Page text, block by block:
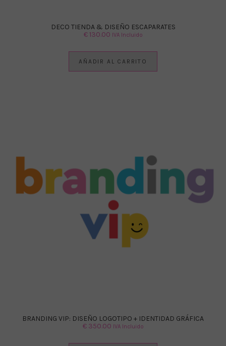
DECO TIENDA & DISEÑO ESCAPARATES
€130.00 IVA Incluido
AÑADIR AL CARRITO
BRANDING VIP: DISEÑO LOGOTIPO + IDENTIDAD GRÁFICA
€350.00 IVA Incluido